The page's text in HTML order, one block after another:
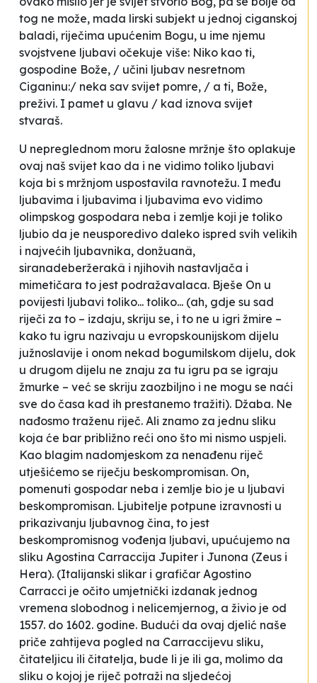
tog ne može, mada lirski subjekt u jednoj ciganskoj
baladi, riječima upućenim Bogu, u ime njemu
svojstvene ljubavi očekuje više: Niko kao ti,
gospodine Bože, / učini ljubav nesretnom
Ciganinu:/ neka sav svijet pomre, / a ti, Bože,
preživi. I pamet u glavu / kad iznova svijet
stvaraš.
U nepreglednom moru žalosne mržnje što oplakuje
ovaj naš svijet kao da i ne vidimo toliko ljubavi
koja bi s mržnjom uspostavila ravnotežu. I među
ljubavima i ljubavima i ljubavima evo vidimo
olimpskog gospodara neba i zemlje koji je toliko
ljubio da je neusporedivo daleko ispred svih velikih
i najvećih ljubavnika, donžuanâ,
siranadeberžerakâ i njihovih nastavljača i
mimetičara to jest podražavalaca. Bješe On u
povijesti ljubavi toliko... toliko... (ah, gdje su sad
riječi za to – izdaju, skriju se, i to ne u igri žmire –
kako tu igru nazivaju u evropskounijskom dijelu
južnoslavije i onom nekad bogumilskom dijelu, dok
u drugom dijelu ne znaju za tu igru pa se igraju
žmurke – već se skriju zaozbiljno i ne mogu se naći
sve do časa kad ih prestanemo tražiti). Džaba. Ne
nađosmo traženu riječ. Ali znamo za jednu sliku
koja će bar približno reći ono što mi nismo uspjeli.
Kao blagim nadomjeskom za nenađenu riječ
utješićemo se riječju beskompromisan. On,
pomenuti gospodar neba i zemlje bio je u ljubavi
beskompromisan. Ljubitelje potpune izravnosti u
prikazivanju ljubavnog čina, to jest
beskompromisnog vođenja ljubavi, upućujemo na
sliku Agostina Carraccija Jupiter i Junona (Zeus i
Hera). (Italijanski slikar i grafičar Agostino
Carracci je očito umjetnički izdanak jednog
vremena slobodnog i nelicemjernog, a živio je od
1557. do 1602. godine. Budući da ovaj djelić naše
priče zahtijeva pogled na Carraccijevu sliku,
čitateljicu ili čitatelja, bude li je ili ga, molimo da
sliku o kojoj je riječ potraži na sljedećoj